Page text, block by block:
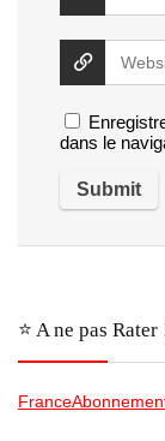
dans le
⭐️ A ne pas Rater